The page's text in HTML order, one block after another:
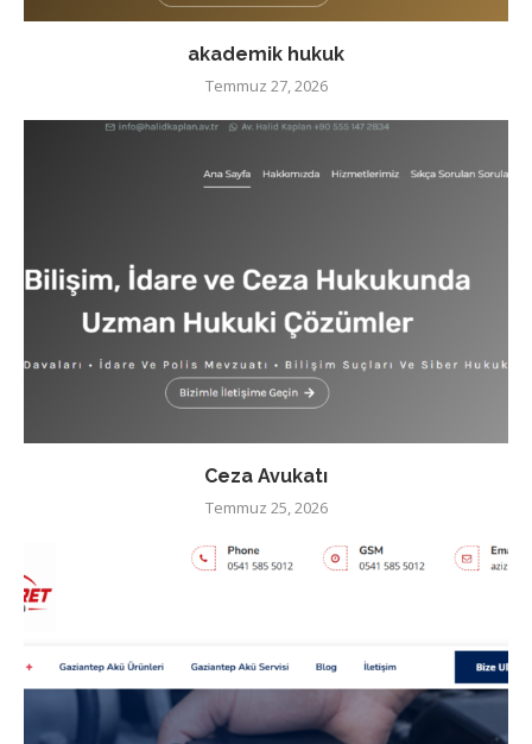
akademik hukuk
Temmuz 27, 2026
Ceza Avukatı
Temmuz 25, 2026